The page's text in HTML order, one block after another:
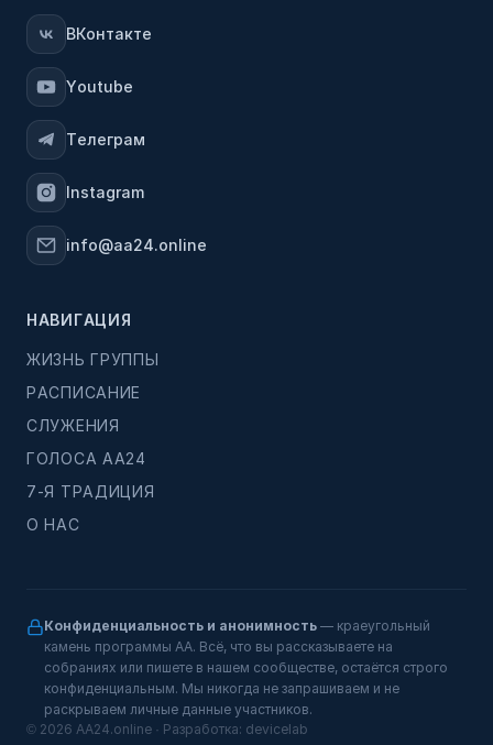
ВКонтакте
Youtube
Телеграм
Instagram
info@aa24.online
НАВИГАЦИЯ
ЖИЗНЬ ГРУППЫ
РАСПИСАНИЕ
СЛУЖЕНИЯ
ГОЛОСА АА24
7-Я ТРАДИЦИЯ
О НАС
Конфиденциальность и анонимность — краеугольный
камень программы АА. Всё, что вы рассказываете на
собраниях или пишете в нашем сообществе, остаётся строго
конфиденциальным. Мы никогда не запрашиваем и не
раскрываем личные данные участников.
© 2026 AA24.online · Разработка: devicelab